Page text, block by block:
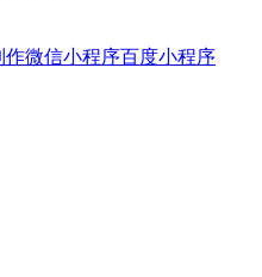
作微信小程序百度小程序